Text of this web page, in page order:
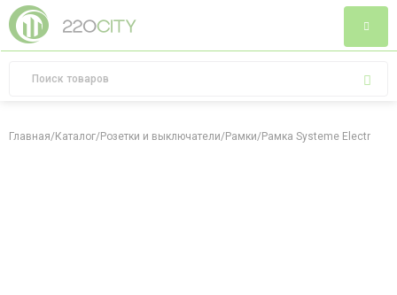
Главная/Каталог/Розетки и выключатели/Рамки/Рамка Systeme Electric